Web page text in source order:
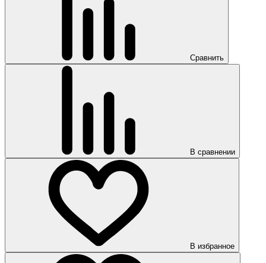
Сравнить
В сравнении
В избранное